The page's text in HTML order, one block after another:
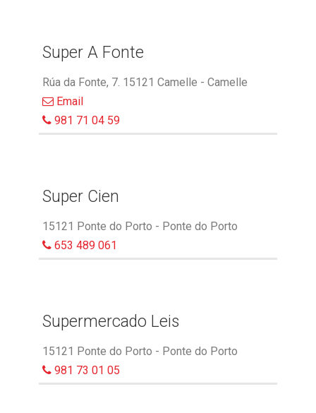
Super A Fonte
Rúa da Fonte, 7. 15121 Camelle - Camelle
Email
981 71 04 59
Super Cien
15121 Ponte do Porto - Ponte do Porto
653 489 061
Supermercado Leis
15121 Ponte do Porto - Ponte do Porto
981 73 01 05